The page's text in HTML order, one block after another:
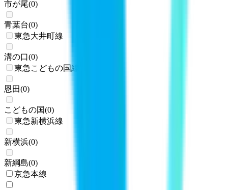
市が尾(0)
青葉台(0)
東急大井町線
溝の口(0)
東急こどもの国線
恩田(0)
こどもの国(0)
東急新横浜線
新横浜(0)
新綱島(0)
京急本線